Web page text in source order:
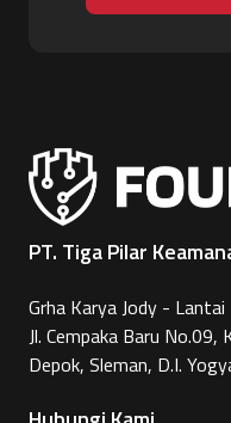
PT. Tiga Pilar
Grha Karya Jody - Lantai
Jl. Cempaka Baru
Depok, Sleman, D.I.